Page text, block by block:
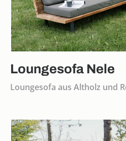
Loungesofa Nele
Loungesofa aus Altholz und